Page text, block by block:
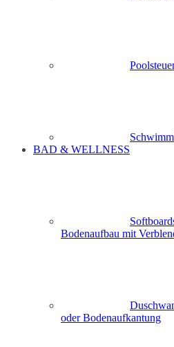
BAD & WELLNESS
Bodenaufbau mit
oder Bodenaufkantung